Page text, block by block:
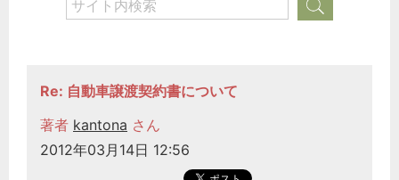
Re: 自動車譲渡契約書について
著者 kantona さん
2012年03月14日 12:56